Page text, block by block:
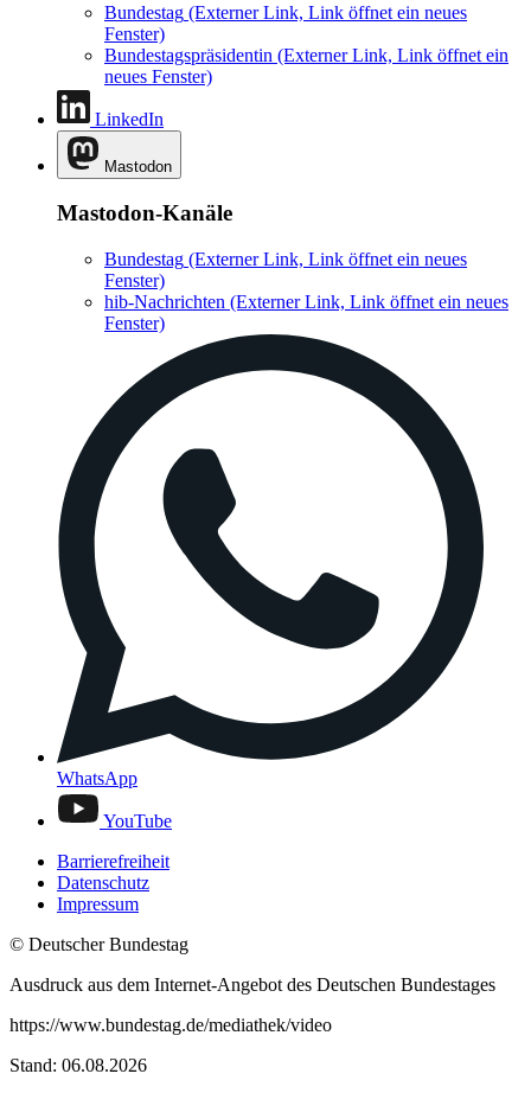
Bundestag (Externer Link, Link öffnet ein neues
Fenster)
Bundestagspräsidentin (Externer Link, Link öffnet ein
neues Fenster)
LinkedIn
Mastodon
Mastodon-Kanäle
Bundestag (Externer Link, Link öffnet ein neues
Fenster)
hib-Nachrichten (Externer Link, Link öffnet ein neues
Fenster)
WhatsApp
YouTube
Barrierefreiheit
Datenschutz
Impressum
© Deutscher Bundestag
Ausdruck aus dem Internet-Angebot des Deutschen Bundestages
https://www.bundestag.de/mediathek/video
Stand: 06.08.2026